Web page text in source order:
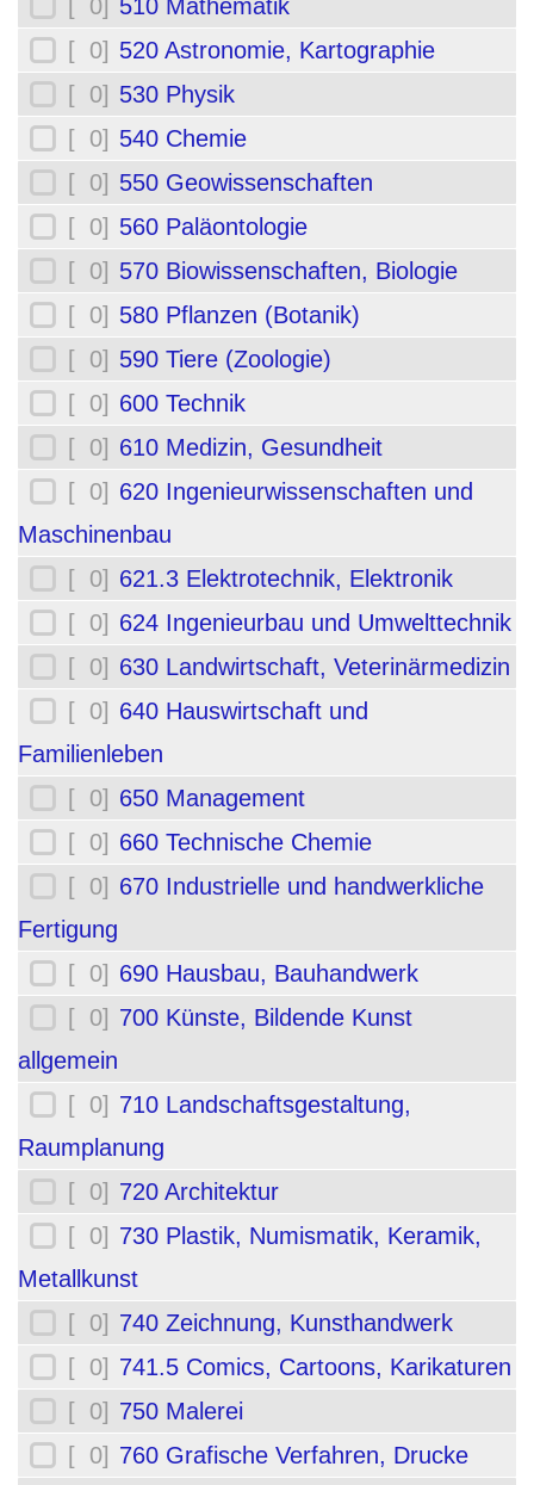
[ 0]
510 Mathematik
[ 0] 520 Astronomie, Kartographie
[ 0] 530 Physik
[ 0] 540 Chemie
[ 0] 550 Geowissenschaften
[ 0] 560 Paläontologie
[ 0] 570 Biowissenschaften, Biologie
[ 0] 580 Pflanzen (Botanik)
[ 0] 590 Tiere (Zoologie)
[ 0] 600 Technik
[ 0] 610 Medizin, Gesundheit
[ 0] 620 Ingenieurwissenschaften und
Maschinenbau
[ 0] 621.3 Elektrotechnik, Elektronik
[ 0] 624 Ingenieurbau und Umwelttechnik
[ 0] 630 Landwirtschaft, Veterinärmedizin
[ 0] 640 Hauswirtschaft und
Familienleben
[ 0] 650 Management
[ 0] 660 Technische Chemie
[ 0] 670 Industrielle und handwerkliche
Fertigung
[ 0] 690 Hausbau, Bauhandwerk
[ 0] 700 Künste, Bildende Kunst
allgemein
[ 0] 710 Landschaftsgestaltung,
Raumplanung
[ 0] 720 Architektur
[ 0] 730 Plastik, Numismatik, Keramik,
Metallkunst
[ 0] 740 Zeichnung, Kunsthandwerk
[ 0] 741.5 Comics, Cartoons, Karikaturen
[ 0] 750 Malerei
[ 0] 760 Grafische Verfahren, Drucke